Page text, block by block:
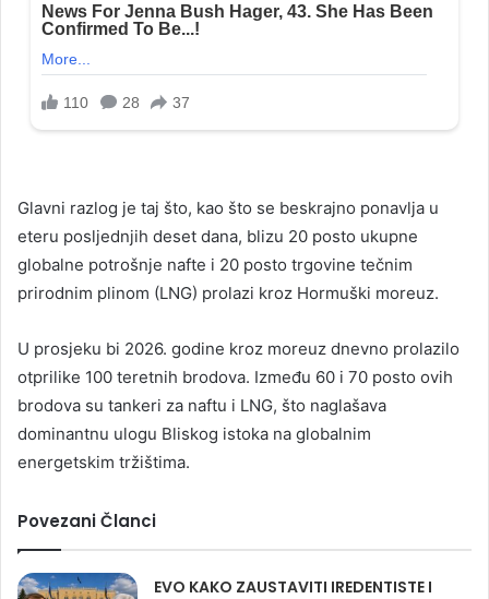
Glavni razlog je taj što, kao što se beskrajno ponavlja u
eteru posljednjih deset dana, blizu 20 posto ukupne
globalne potrošnje nafte i 20 posto trgovine tečnim
prirodnim plinom (LNG) prolazi kroz Hormuški moreuz.
U prosjeku bi 2026. godine kroz moreuz dnevno prolazilo
otprilike 100 teretnih brodova. Između 60 i 70 posto ovih
brodova su tankeri za naftu i LNG, što naglašava
dominantnu ulogu Bliskog istoka na globalnim
energetskim tržištima.
Povezani Članci
EVO KAKO ZAUSTAVITI IREDENTISTE I